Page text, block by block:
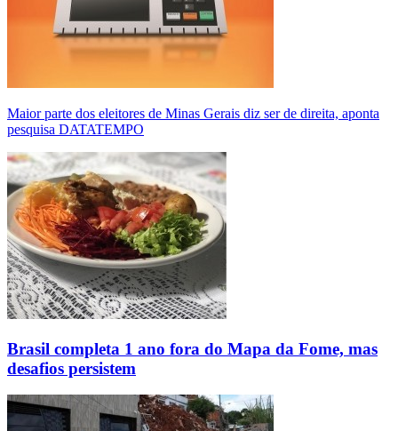
Maior parte dos eleitores de Minas Gerais diz ser de direita, aponta
pesquisa DATATEMPO
Brasil completa 1 ano fora do Mapa da Fome, mas
desafios persistem